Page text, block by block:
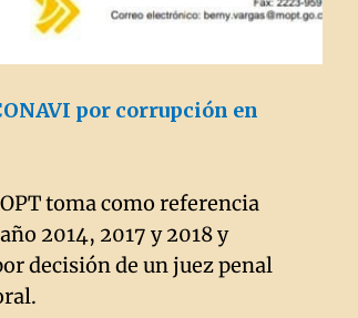
por corrupción en
toma como referencia
2014, 2017 y 2018 y
decisión de un juez penal